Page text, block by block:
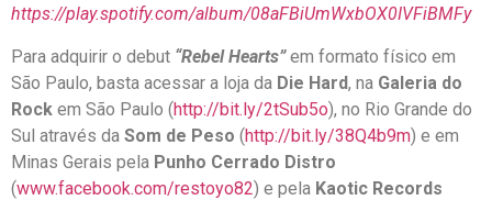
https://play.spotify.com/album/08aFBiUmWxbOX0IVFiBMFy
Para adquirir o debut “Rebel Hearts”em formato físico em
São Paulo, basta acessar a loja da Die Hard, na Galeria do
Rock em São Paulo (http://bit.ly/2tSub5o), no Rio Grande do
Sul através da Som de Peso (http://bit.ly/38Q4b9m) e em
Minas Gerais pela Punho Cerrado Distro
(www.facebook.com/restoyo82) e pela Kaotic Records